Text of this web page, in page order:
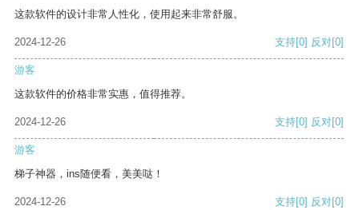
这款软件的设计非常人性化，使用起来非常舒服。
2024-12-26 支持[0] 反对[0]
游客
这款软件的价格非常实惠，值得推荐。
2024-12-26 支持[0] 反对[0]
游客
梯子神器，ins随便看，美美哒！
2024-12-26 支持[0] 反对[0]